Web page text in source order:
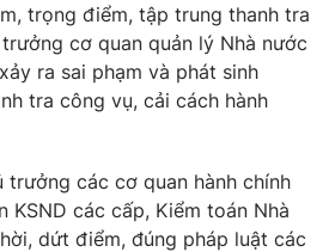
trọng điểm, tập trung thanh tra
cơ quan quản lý Nhà nước
ra sai phạm và phát sinh
tra công vụ, cải cách hành
trưởng các cơ quan hành chính
KSND các cấp, Kiểm toán Nhà
dứt điểm, đúng pháp luật các